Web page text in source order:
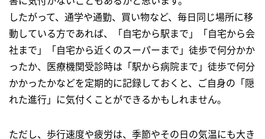
したがって、通学や通勤、買い物など、毎日同じ場所に移
動している方であれば、「自宅から駅まで」「自宅から会
社まで」「自宅から近くのスーパーまで」徒歩で何分かか
ったか、医療機関受診時は「駅から病院まで」徒歩で何分
かかったかなどを定期的に記録しておくと、ご自身の「隠
れた進行」に気付くことができるかもしれません。
ただし、歩行速度や疲労は、季節やその日の気温にも大き